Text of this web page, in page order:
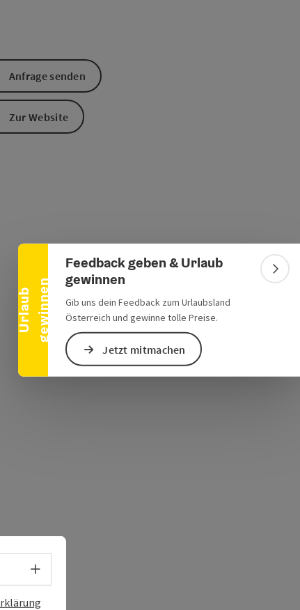
U
r
l
a
u
b
g
e
w
i
n
n
e n
Banner einklappen
Feedback geben & Urlaub
gewinnen
Gib uns dein Feedback zum Urlaubsland
Österreich und gewinne tolle Preise.
Jetzt mitmachen
öffnen
Anfrage senden
Zur Website
Sprachwahl - Menü öffnen